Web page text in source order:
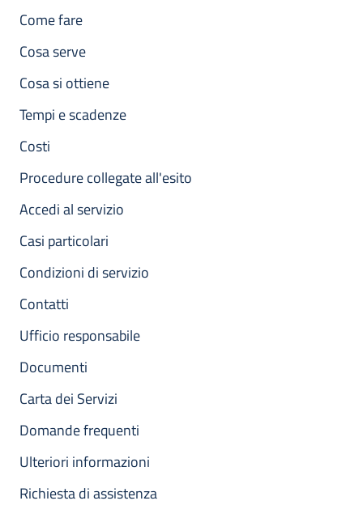
Come fare
Cosa serve
Cosa si ottiene
Tempi e scadenze
Costi
Procedure collegate all'esito
Accedi al servizio
Casi particolari
Condizioni di servizio
Contatti
Ufficio responsabile
Documenti
Carta dei Servizi
Domande frequenti
Ulteriori informazioni
Richiesta di assistenza